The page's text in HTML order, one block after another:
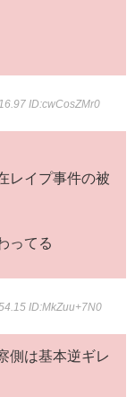
ID:cwCosZMr0
レイプ事件の被
ってる
ID:MkZuu+7N0
側は基本逆ギレ